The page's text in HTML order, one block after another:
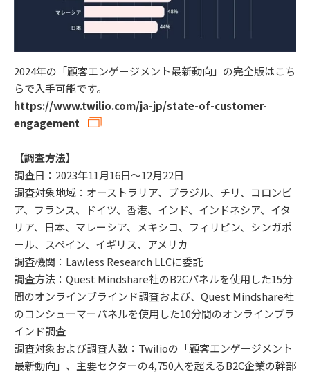
2024年の「顧客エンゲージメント最新動向」の完全版はこち
らで入手可能です。
https://www.twilio.com/ja-jp/state-of-customer-
engagement
【調査方法】
調査日：2023年11月16日～12月22日
調査対象地域：オーストラリア、ブラジル、チリ、コロンビ
ア、フランス、ドイツ、香港、インド、インドネシア、イタ
リア、日本、マレーシア、メキシコ、フィリピン、シンガポ
ール、スペイン、イギリス、アメリカ
調査機関：Lawless Research LLCに委託
調査方法：Quest Mindshare社のB2Cパネルを使用した15分
間のオンラインブラインド調査および、Quest Mindshare社
のコンシューマーパネルを使用した10分間のオンラインブラ
インド調査
調査対象および調査人数：Twilioの「顧客エンゲージメント
最新動向」、主要セクターの4,750人を超えるB2C企業の幹部